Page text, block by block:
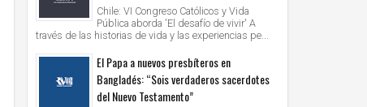
Chile: VI Congreso Católicos y Vida
Pública aborda 'El desafío de vivir' A
través de las historias de vida y las experiencias pe...
El Papa a nuevos presbíteros en
Bangladés: “Sois verdaderos sacerdotes
del Nuevo Testamento”